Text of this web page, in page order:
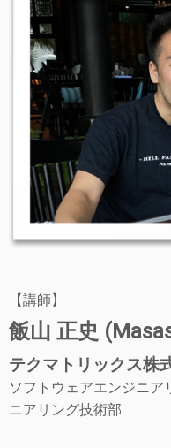
【講師】
飯山 正史
テクマトリックス株
ソフトウェアエンジニ
ニアリング技術部